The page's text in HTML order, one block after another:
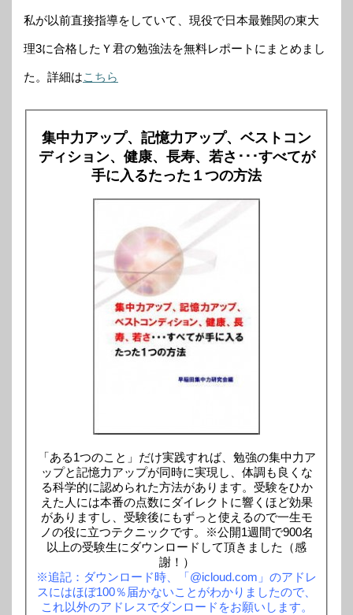
私が以前直接指導をしていて、現役で日本最難関の東大
理3に合格したＹ君の勉強法を無料レポートにまとめまし
た。詳細はこちら
集中力アップ、記憶力アップ、ベストコン
ディション、健康、長寿、若さ･･･すべてが
手に入るたった１つの方法
「ある1つのこと」だけ実践すれば、勉強の集中力ア
ップと記憶力アップが同時に実現し、体調も良くな
る科学的に認められた方法があります。受験をひか
えた人には本番の点数にダイレクトに響くほど効果
がありますし、受験後にもずっと使えるので一生モ
ノの役に立つテクニックです。※公開1週間で900名
以上の受験生にダウンロードして頂きました（感
謝！）
※追記：ダウンロード時、「@icloud.com」のアドレ
スにはほぼ100％届かないことがわかりましたので、
これ以外のアドレスでダンロードをお願いします。